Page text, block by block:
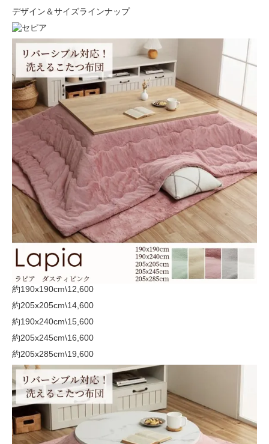
デザイン＆サイズラインナップ
約190x190cm\12,600
約205x205cm\14,600
約190x240cm\15,600
約205x245cm\16,600
約205x285cm\19,600